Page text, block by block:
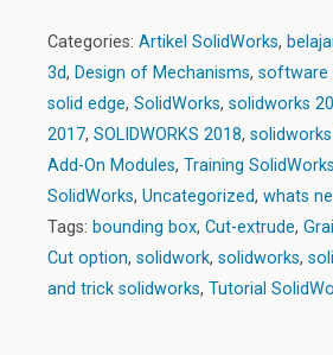
Categories: Artikel SolidWorks,
3d, Design of Mechanisms, software
solid edge, SolidWorks, solidworks
2017, SOLIDWORKS 2018,
Add-On Modules, Training SolidWorks
SolidWorks, Uncategorized, whats
Tags: bounding box, Cut-extrude,
Cut option, solidwork, solidworks,
and trick solidworks, Tutorial